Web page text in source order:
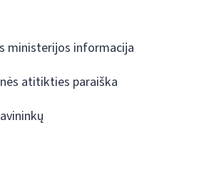
ministerijos informacija
atitikties paraiška